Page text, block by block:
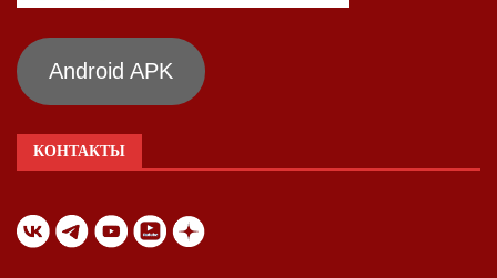
Android APK
КОНТАКТЫ